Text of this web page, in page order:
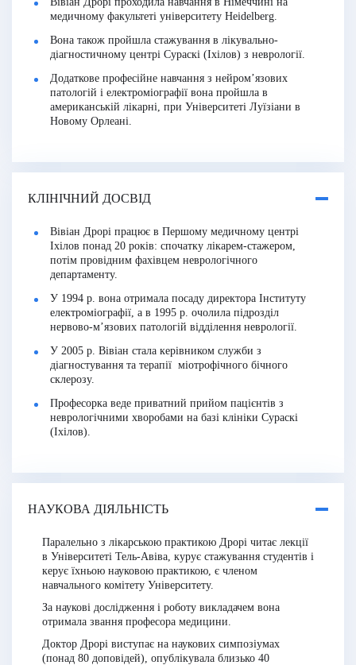
медичному факультеті університету Heidelberg.
Вона також пройшла стажування в лікувально-
діагностичному центрі Сураскі (Іхілов) з неврології.
Додаткове професійне навчання з нейром’язових
патологій і електроміографії вона пройшла в
американській лікарні, при Університеті Луїзіани в
Новому Орлеані.
КЛІНІЧНИЙ ДОСВІД
Вівіан Дрорі працює в Першому медичному центрі
Іхілов понад 20 років: спочатку лікарем-стажером,
потім провідним фахівцем неврологічного
департаменту.
У 1994 р. вона отримала посаду директора Інституту
електроміографії, а в 1995 р. очолила підрозділ
нервово-м’язових патологій відділення неврології.
У 2005 р. Вівіан стала керівником служби з
діагностування та терапії міотрофічного бічного
склерозу.
Професорка веде приватний прийом пацієнтів з
неврологічними хворобами на базі клініки Сураскі
(Іхілов).
НАУКОВА ДІЯЛЬНІСТЬ
Паралельно з лікарською практикою Дрорі читає лекції
в Університеті Тель-Авіва, курує стажування студентів і
керує їхньою науковою практикою, є членом
навчального комітету Університету.
За наукові дослідження і роботу викладачем вона
отримала звання професора медицини.
Доктор Дрорі виступає на наукових симпозіумах
(понад 80 доповідей), опублікувала близько 40